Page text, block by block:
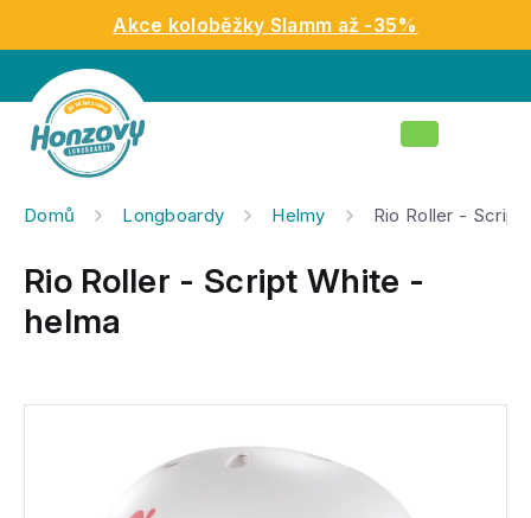
obsah
Akce koloběžky Slamm až -35%
Nákupní
Domů Longboardy Helmy Rio Roller - Script
Rio Roller - Script White -
helma